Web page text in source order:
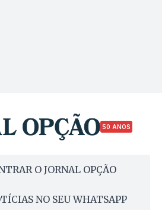
50 ANOS
O JORNAL OPÇÃO
NO SEU WHATSAPP